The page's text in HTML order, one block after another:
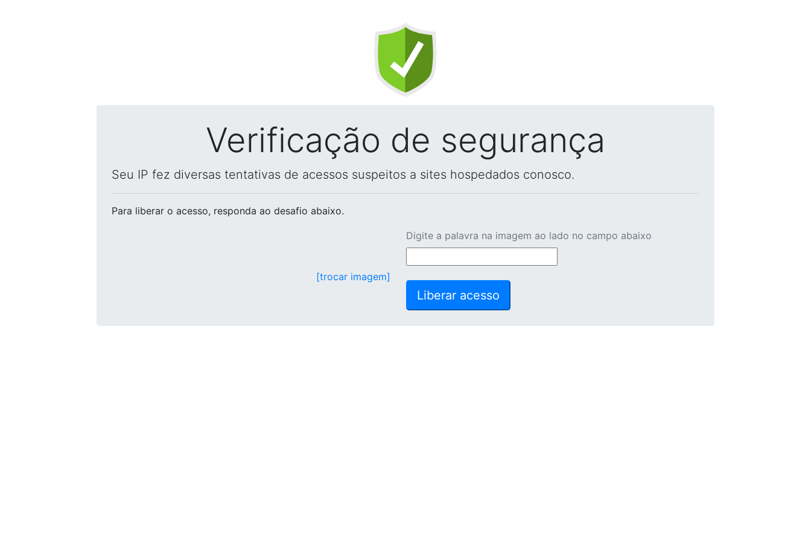
Verificação de segurança
Seu IP fez diversas tentativas de acessos suspeitos a sites hospedados conosco.
Para liberar o acesso, responda ao desafio abaixo.
[trocar imagem]
Digite a palavra na imagem ao lado no campo abaixo